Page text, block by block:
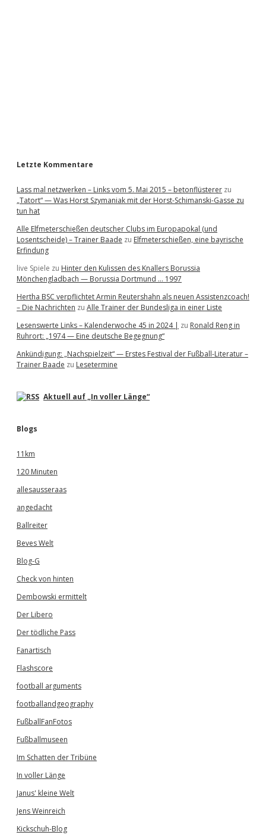
Letzte Kommentare
Lass mal netzwerken – Links vom 5. Mai 2015 – betonflüsterer zu
„Tatort“ — Was Horst Szymaniak mit der Horst-Schimanski-Gasse zu
tun hat
Alle Elfmeterschießen deutscher Clubs im Europapokal (und
Losentscheide) – Trainer Baade zu Elfmeterschießen, eine bayrische
Erfindung
live Spiele zu Hinter den Kulissen des Knallers Borussia
Mönchengladbach — Borussia Dortmund … 1997
Hertha BSC verpflichtet Armin Reutershahn als neuen Assistenzcoach!
– Die Nachrichten zu Alle Trainer der Bundesliga in einer Liste
Lesenswerte Links – Kalenderwoche 45 in 2024 | zu Ronald Reng in
Ruhrort: „1974 — Eine deutsche Begegnung“
Ankündigung: „Nachspielzeit“ — Erstes Festival der Fußball-Literatur –
Trainer Baade zu Lesetermine
Aktuell auf „In voller Länge“
Blogs
11km
120 Minuten
allesausseraas
angedacht
Ballreiter
Beves Welt
Blog-G
Check von hinten
Dembowski ermittelt
Der Libero
Der tödliche Pass
Fanartisch
Flashscore
football arguments
footballandgeography
FußballFanFotos
Fußballmuseen
Im Schatten der Tribüne
In voller Länge
Janus' kleine Welt
Jens Weinreich
Kickschuh-Blog